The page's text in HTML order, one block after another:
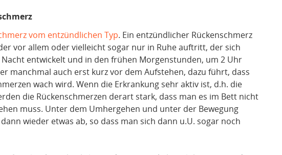
vom entzündlichen Typ. Ein entzündlicher Rückenschmerz
vor allem oder vielleicht sogar nur in Ruhe auftritt, der sich
entwickelt und in den frühen Morgenstunden, um 2 Uhr
manchmal auch erst kurz vor dem Aufstehen, dazu führt, dass
wach wird. Wenn die Erkrankung sehr aktiv ist, d.h. die
die Rückenschmerzen derart stark, dass man es im Bett nicht
muss. Unter dem Umhergehen und unter der Bewegung
wieder etwas ab, so dass man sich dann u.U. sogar noch